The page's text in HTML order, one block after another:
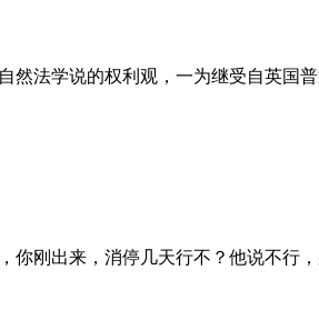
然法学说的权利观，一为继受自英
你刚出来，消停几天行不？他说不行